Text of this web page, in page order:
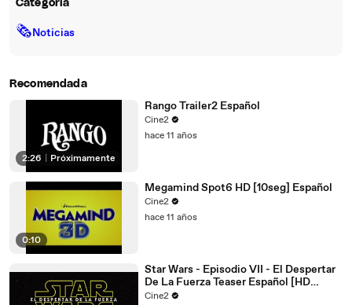
Categoría
🗞Noticias
Recomendada
2:26 Próximamente
Rango Trailer2 Español
Cine2
hace 11 años
0:10
Megamind Spot6 HD [10seg] Español
Cine2
hace 11 años
Star Wars - Episodio VII - El Despertar
De La Fuerza Teaser Español [HD
1080p]
Cine2